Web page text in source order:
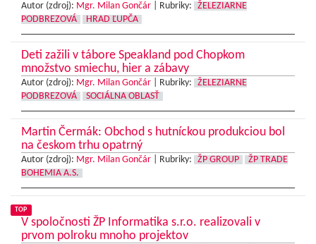
Autor (zdroj): Mgr. Milan Gončár Rubriky:
ŽELEZIARNE
PODBREZOVÁ
HRAD ĽUPČA
Deti zažili v tábore Speakland pod Chopkom
množstvo smiechu, hier a zábavy
Autor (zdroj): Mgr. Milan Gončár Rubriky:
ŽELEZIARNE
PODBREZOVÁ
SOCIÁLNA OBLASŤ
Martin Čermák: Obchod s hutníckou produkciou bol
na českom trhu opatrný
Autor (zdroj): Mgr. Milan Gončár Rubriky: ŽP GROUP
ŽP TRADE
BOHEMIA A.S.
TOP
V spoločnosti ŽP Informatika s.r.o. realizovali v
prvom polroku mnoho projektov